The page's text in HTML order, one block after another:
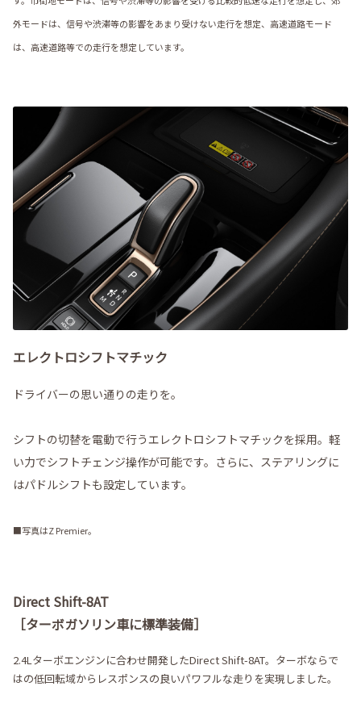
外モードは、信号や渋滞等の影響をあまり受けない走行を想定、高速道路モード
は、高速道路等での走行を想定しています。
エレクトロシフトマチック
ドライバーの思い通りの走りを。
シフトの切替を電動で行うエレクトロシフトマチックを採用。軽
い力でシフトチェンジ操作が可能です。さらに、ステアリングに
はパドルシフトも設定しています。
■写真はZ Premier。
Direct Shift-8AT
［ターボガソリン車に標準装備］
2.4Lターボエンジンに合わせ開発したDirect Shift-8AT。ターボならで
はの低回転域からレスポンスの良いパワフルな走りを実現しました。